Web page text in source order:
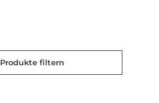
Produkte filtern